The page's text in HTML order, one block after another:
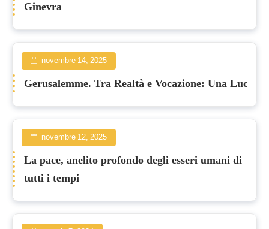
Ginevra
novembre 14, 2025
Gerusalemme. Tra Realtà e Vocazione: Una Luce
novembre 12, 2025
La pace, anelito profondo degli esseri umani di
tutti i tempi